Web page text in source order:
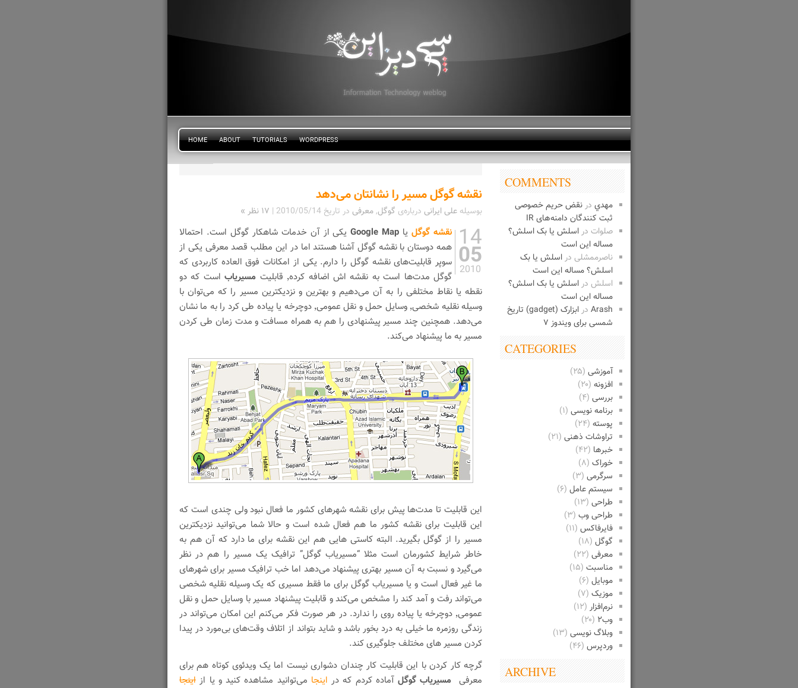
HOME ABOUT TUTORIALS WORDPRESS
COMMENTS
مهدي درنقض حریم خصوصی
ثبت کنندگان دامنه‌های IR
صلوات دراسلش یا بک اسلش؟
مساله این است
ناصرممشلی دراسلش یا بک
اسلش؟ مساله این است
اسلش دراسلش یا بک اسلش؟
مساله این است
Arash در
ابزارک (gadget) تاریخ
شمسی برای ویندوز ۷
CATEGORIES
آموزشی (۲۵)
افزونه (۲۰)
بررسی (۴)
برنامه نویسی (۱)
پوسته (۲۴)
تراوشات ذهنی (۲۱)
خبرها (۴۲)
خوراک (۸)
سرگرمی (۳)
سیستم عامل (۶)
طراحی (۱۳)
طراحی وب (۳)
فایرفاکس (۱۱)
گوگل (۱۸)
معرفی (۲۲)
مناسبت (۱۵)
موبایل (۶)
موزیک (۷)
نرم‌افزار (۱۲)
وب۲ (۲۰)
وبلاگ نویسی (۱۳)
وردپرس (۴۶)
ARCHIVE
نقشه گوگل مسیر را نشانتان می‌دهد
بوسیله علی ایرانی درباره‌ی گوگل,معرفی در تاریخ 2010/05/14
| ۱۷ نظر »
14
05
2010
نقشه گوگل یا
یکی از آن خدمات شاهکار گوگل است. احتمالا
همه دوستان با نقشه گوگل آشنا هستند اما در این مطلب قصد معرفی یکی از
سوپر قابلیت‌های نقشه گوگل را دارم. یکی از امکانات فوق العاده کاربردی که
گوگل مدت‌ها است به نقشه اش اضافه کرده٬ قابلیت
مسیریاباست که دو
نقطه یا نقاط مختلفی را به آن می‌دهیم و بهترین و نزدیکترین مسیر را که می‌توان با
وسیله نقلیه شخصی٬ وسایل حمل و نقل عمومی٬ دوچرخه یا پیاده طی کرد را به ما نشان
می‌دهد. همچنین چند مسیر پیشنهادی را هم به همراه مسافت و مدت زمان طی کردن
مسیر به ما پیشنهاد می‌کند.
این قابلیت تا مدت‌ها پیش برای نقشه شهر‌های کشور ما فعال نبود ولی چندی است که
این قابلیت برای نقشه کشور ما هم فعال شده است و حالا شما می‌توانید نزدیکترین
مسیر را از گوگل بگیرید. البته کاستی هایی هم این نقشه برای ما دارد که آن هم به
خاطر شرایط کشورمان است مثلا “مسیریاب گوگل” ترافیک یک مسیر را هم در نظر
می‌گیرد و نسبت به آن مسیر بهتری پیشنهاد می‌دهد اما خب ترافیک مسیر برای شهرهای
ما غیر فعال است و یا مسیریاب گوگل برای ما فقط مسیری که یک وسیله نقلیه شخصی
می‌تواند رفت و آمد کند را مشخص می‌کند و قابلیت پیشنهاد مسیر با وسایل حمل و نقل
عمومی٬ دوچرخه یا پیاده روی را ندارد. در هر صورت فکر می‌کنم این امکان می‌تواند در
زندگی روزمره ما خیلی به درد بخور باشد و شاید بتواند از اتلاف وقت‌های بی‌مورد در پیدا
کردن مسیر های مختلف جلوگیری کند.
گرچه کار کردن با این قابلیت کار چندان دشواری نیست اما یک ویدئوی کوتاه هم برای
معرفی مسیریاب گوگلآماده کردم که در اینجا می‌توانید مشاهده کنید و یا از اینجا